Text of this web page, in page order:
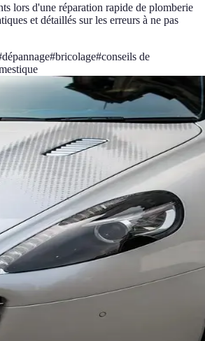
lors d'une réparation rapide de plomberie
et détaillés sur les erreurs à ne pas
dépannage#bricolage#conseils de